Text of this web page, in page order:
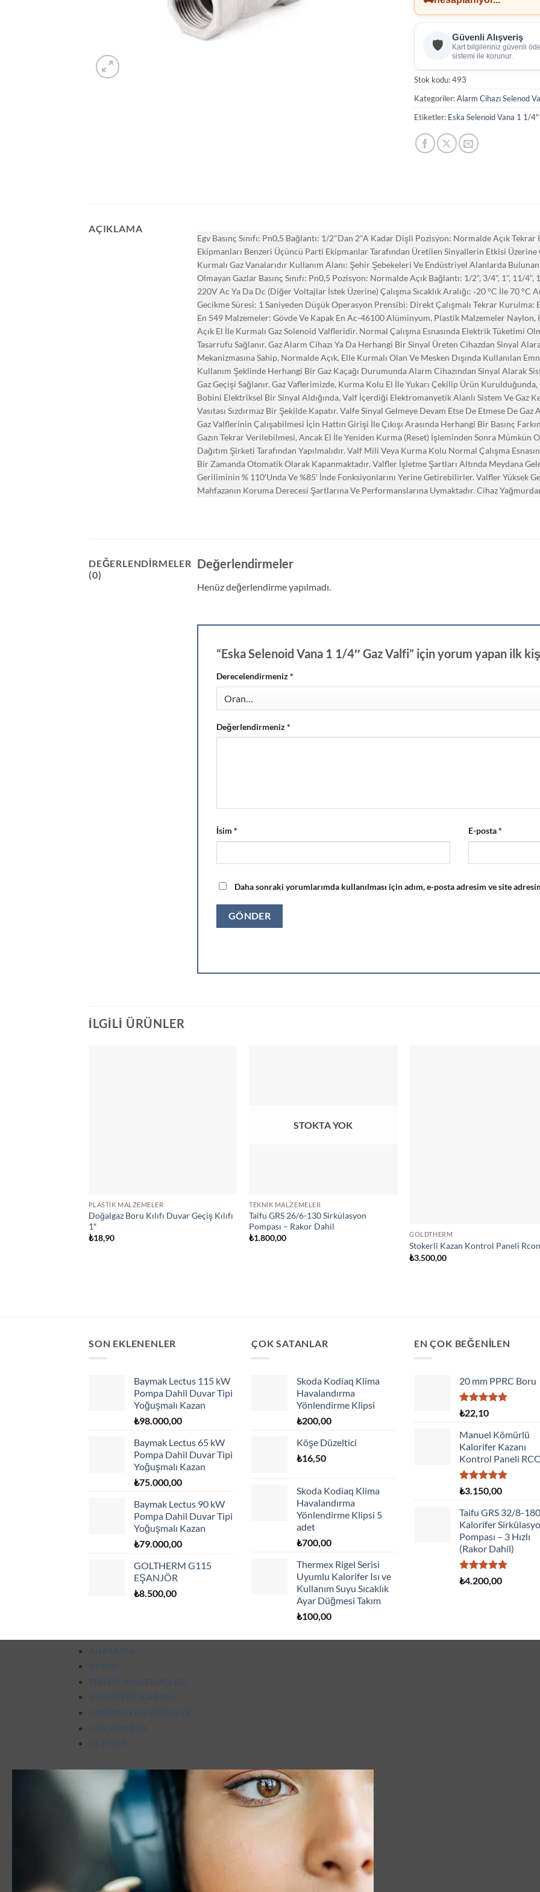
🛡️
Güvenli Alışveriş
Kart bilgileriniz güvenli
sistemi ile korunur.
Stok kodu:493
Kategoriler:Alarm Cihazı Selenod
Etiketler: Eska Selenoid Vana 1 1/
AÇIKLAMA
Egv Basınç Sınıfı: Pn0,5 Bağlantı: 1/2"Dan 2"A Kadar Dişli Pozisyon: Normalde Açık
Ekipmanları Benzeri Üçüncü Parti Ekipmanlar Tarafından Üretilen Sinyallerin Etkisi
Kurmalı Gaz Vanalarıdır Kullanım Alanı: Şehir Şebekeleri Ve Endüstriyel Alanlarda
Olmayan Gazlar Basınç Sınıfı: Pn0,5 Pozisyon: Normalde Açık Bağlantı: 1/2", 3/4", 1", 11/
220V Ac Ya Da Dc (Diğer Voltajlar İstek Üzerine) Çalışma Sıcaklık Aralığı: ‐20 °C İle 70 °C
Gecikme Süresi: 1 Saniyeden Düşük Operasyon Prensibi: Direkt Çalışmalı Tekrar
En 549 Malzemeler: Gövde Ve Kapak En Ac-46100 Alüminyum, Plastik Malzemeler
Açık El İle Kurmalı Gaz Solenoid Valfleridir. Normal Çalışma Esnasında Elektrik Tüketimi
Tasarrufu Sağlanır. Gaz Alarm Cihazı Ya Da Herhangi Bir Sinyal Üreten Cihazdan Sinyal
Mekanizmasına Sahip, Normalde Açık, Elle Kurmalı Olan Ve Mesken Dışında Kullanılan
Kullanım Şeklinde Herhangi Bir Gaz Kaçağı Durumunda Alarm Cihazından Sinyal Alarak
Gaz Geçişi Sağlanır. Gaz Vaflerimizde, Kurma Kolu El İle Yukarı Çekilip Ürün
Bobini Elektriksel Bir Sinyal Aldığında, Valf İçerdiği Elektromanyetik Alanlı Sistem Ve
Vasıtası Sızdırmaz Bir Şekilde Kapatır. Valfe Sinyal Gelmeye Devam Etse De Etmese De
Gaz Valflerinin Çalışabilmesi İçin Hattın Girişi İle Çıkışı Arasında Herhangi Bir Basınç
Gazın Tekrar Verilebilmesi, Ancak El İle Yeniden Kurma (Reset) İşleminden Sonra Mümkün
Dağıtım Şirketi Tarafından Yapılmalıdır. Valf Mili Veya Kurma Kolu Normal Çalışma
Bir Zamanda Otomatik Olarak Kapanmaktadır. Valfler İşletme Şartları Altında Meydana
Geriliminin % 110′Unda Ve %85′ İnde Fonksiyonlarını Yerine Getirebilirler. Valfler Yüksek
Mahfazanın Koruma Derecesi Şartlarına Ve Performanslarına Uymaktadır. Cihaz
DEĞERLENDIRMELER
(0)
Değerlendirmeler
Henüz değerlendirme yapılmadı.
“Eska Selenoid Vana 1 1/4″ Gaz Valfi” için yorum yapan ilk
Derecelendirmeniz*
Değerlendirmeniz*
İsim * E-posta*
Daha sonraki yorumlarımda kullanılması için adım, e-posta adresim ve site
İLGILI ÜRÜNLER
PLASTIK MALZEMELER
Doğalgaz Boru Kılıfı Duvar Geçiş Kılıfı
1″
₺18,90
STOKTA YOK
TEKNIK MALZEMELER
Taifu GRS 26/6-130 Sirkülasyon
Pompası – Rakor Dahil
₺1.800,00 GOLDTHERM
Stokerli Kazan Kontrol Paneli Rcon
₺3.500,00
SON EKLENENLER
Baymak Lectus 115 kW
Pompa Dahil Duvar Tipi
Yoğuşmalı Kazan
₺98.000,00
Baymak Lectus 65 kW
Pompa Dahil Duvar Tipi
Yoğuşmalı Kazan
₺75.000,00
Baymak Lectus 90 kW
Pompa Dahil Duvar Tipi
Yoğuşmalı Kazan
₺79.000,00
GOLTHERM G115
EŞANJÖR
₺8.500,00
ÇOK SATANLAR
Skoda Kodiaq Klima
Havalandırma
Yönlendirme Klipsi
₺200,00
Köşe Düzeltici
₺16,50
Skoda Kodiaq Klima
Havalandırma
Yönlendirme Klipsi 5
adet
₺700,00
Thermex Rigel Serisi
Uyumlu Kalorifer Isı ve
Kullanım Suyu Sıcaklık
Ayar Düğmesi Takım
₺100,00
EN ÇOK BEĞENİLEN
20 mm PPRC Boru
5 üzerinden
5.00oy
aldı
₺22,10
Manuel Kömürlü
Kalorifer Kazanı
Kontrol Paneli
5 üzerinden
oy
aldı
₺3.150,00
Taifu GRS 32/8-180
Kalorifer
Pompası – 3 Hızlı
(Rakor Dahil)
5 üzerinden
oy
₺4.200,00
ANASAYFA
KOMBI
TESISAT MALZEMELERI
KALORIFER KAZANI
KAMPANYALI ÜRÜNLER
HAKKIMIZDA
İLETIŞIM